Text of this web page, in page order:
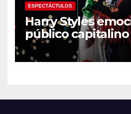
ESPECTÁCTULOS
Harry Styles
público capitalino
interpretar
su tercer